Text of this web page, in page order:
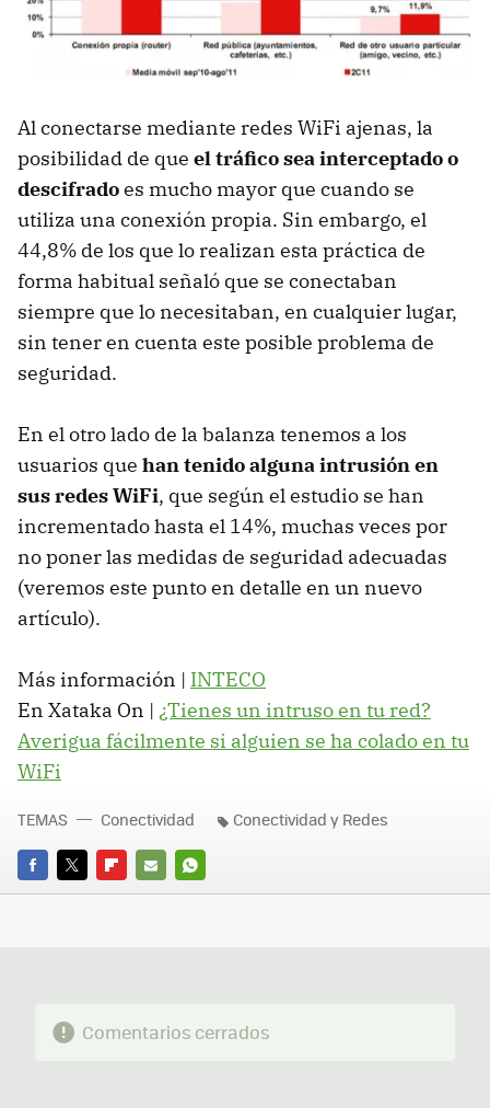
Al conectarse mediante redes WiFi ajenas, la
posibilidad de que el tráfico sea interceptado o
descifradoes mucho mayor que cuando se
utiliza una conexión propia. Sin embargo, el
44,8% de los que lo realizan esta práctica de
forma habitual señaló que se conectaban
siempre que lo necesitaban, en cualquier lugar,
sin tener en cuenta este posible problema de
seguridad.
En el otro lado de la balanza tenemos a los
usuarios que han tenido alguna intrusión en
sus redes WiFi, que según el estudio se han
incrementado hasta el 14%, muchas veces por
no poner las medidas de seguridad adecuadas
(veremos este punto en detalle en un nuevo
artículo).
Más información | INTECO
En Xataka On | ¿Tienes un intruso en tu red?
Averigua fácilmente si alguien se ha colado en tu
WiFi
FACEBOOK
TWITTERFLIPBOARD
E-
WHATSAPP
TEMAS Conectividad Conectividad y Redes
Comentarios cerrados